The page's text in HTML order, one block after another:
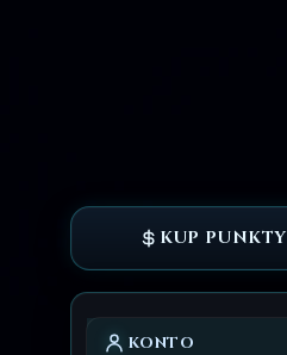
KUP PUNKTY
KONTO